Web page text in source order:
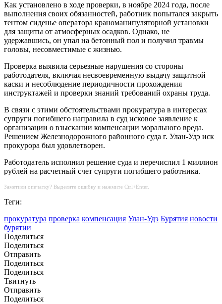
Как установлено в ходе проверки, в ноябре 2024 года, после
выполнения своих обязанностей, работник попытался закрыть
тентом сиденье оператора краноманипуляторной установки
для защиты от атмосферных осадков. Однако, не
удержавшись, он упал на бетонный пол и получил травмы
головы, несовместимые с жизнью.
Проверка выявила серьезные нарушения со стороны
работодателя, включая несвоевременную выдачу защитной
каски и несоблюдение периодичности прохождения
инструктажей и проверки знаний требований охраны труда.
В связи с этими обстоятельствами прокуратура в интересах
супруги погибшего направила в суд исковое заявление к
организации о взыскании компенсации морального вреда.
Решением Железнодорожного районного суда г. Улан-Удэ иск
прокурора был удовлетворен.
Работодатель исполнил решение суда и перечислил 1 миллион
рублей на расчетный счет супруги погибшего работника.
Заметили опечатку? Выделите ошибку и нажмите Ctrl+Enter.
Теги:
прокуратура проверка компенсация Улан-Удэ Бурятия новости
бурятии
Поделиться
Поделиться
Отправить
Поделиться
Поделиться
Твитнуть
Отправить
Поделиться